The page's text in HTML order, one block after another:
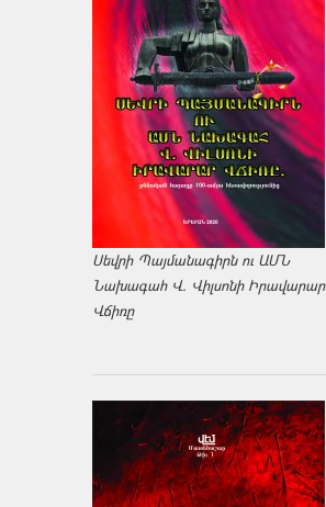
Սեվրի Պայմանագիրն ու ԱՄՆ
Նախագահ Վ. Վիլսոնի Իրավարար
Վճիռը